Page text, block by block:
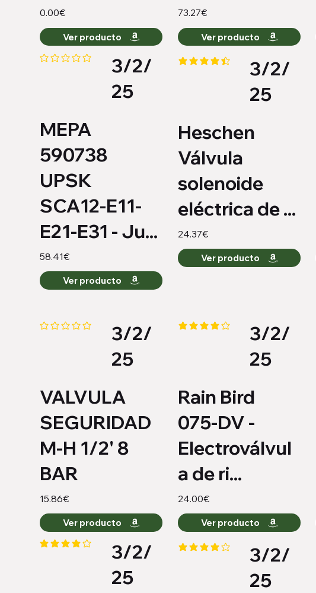
0.00€
Ver producto
73.27€
Ver producto
Aún no hay calificaciones
3/2/
25
MEPA
590738
UPSK
SCA12-E11-
E21-E31 - Ju...
58.41€
Ver producto
la calificación promedio es 4.3 de 5
3/2/
25
Heschen
Válvula
solenoide
eléctrica de ...
24.37€
Ver producto
Aún no hay calificaciones
3/2/
25
VALVULA
SEGURIDAD
M-H 1/2' 8
BAR
15.86€
Ver producto
la calificación promedio es 4 de 5
3/2/
25
Rain Bird
075-DV -
Electroválvul
a de ri...
24.00€
Ver producto
la calificación promedio es 4 de 5
3/2/
25
la calificación promedio es 3.9 de 5
3/2/
25